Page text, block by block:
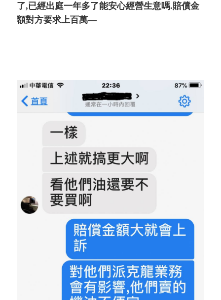
了,已經出庭一年多了能安心經營生意嗎.賠償金
額對方要求上百萬—